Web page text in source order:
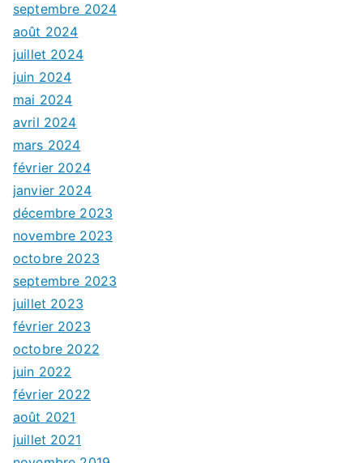
septembre 2024
août 2024
juillet 2024
juin 2024
mai 2024
avril 2024
mars 2024
février 2024
janvier 2024
décembre 2023
novembre 2023
octobre 2023
septembre 2023
juillet 2023
février 2023
octobre 2022
juin 2022
février 2022
août 2021
juillet 2021